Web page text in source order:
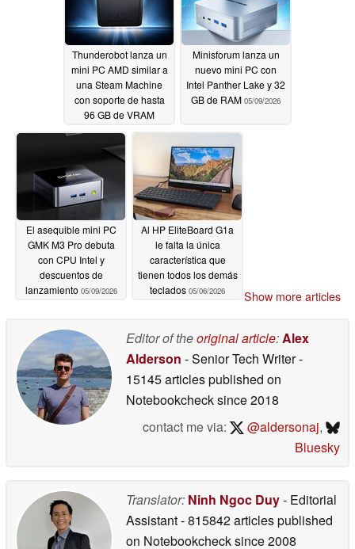
Thunderobot lanza un
mini PC AMD similar a
una Steam Machine
con soporte de hasta
96 GB de VRAM
05/13/2026
Minisforum lanza un
nuevo mini PC con
Intel Panther Lake y 32
GB de RAM 05/09/2026
El asequible mini PC
GMK M3 Pro debuta
con CPU Intel y
descuentos de
lanzamiento 05/09/2026
Al HP EliteBoard G1a
le falta la única
característica que
tienen todos los demás
teclados 05/06/2026 Show more articles
Editor of theoriginal article:Alex
Alderson - Senior Tech Writer-
15145 articles published on
Notebookchecksince 2018
contact me via:
@aldersonaj,
Bluesky
Translator: Ninh Ngoc Duy- Editorial
Assistant- 815842 articles published
on Notebookchecksince 2008